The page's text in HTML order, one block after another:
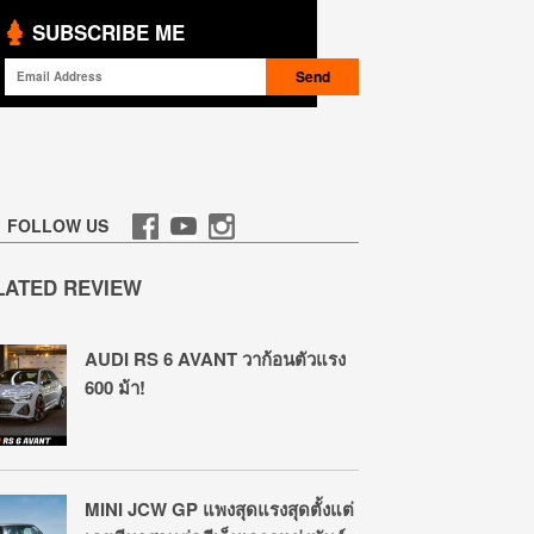
SUBSCRIBE ME
FOLLOW US
REVIEW
AUDI RS 6 AVANT วาก้อนตัวแรง
600 ม้า!
MINI JCW GP แพงสุดแรงสุดตั้งแต่